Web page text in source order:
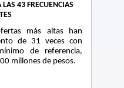
43 FRECUENCIAS
más altas han
de 31 veces con
de referencia,
millones de pesos.